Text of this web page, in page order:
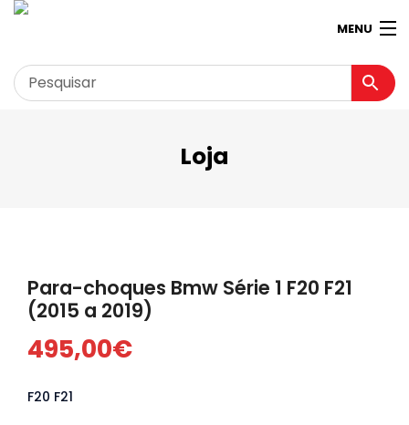
MENU
Garagem
Loja Virtual 360º
Loja
Para-choques Bmw Série 1 F20 F21
(2015 a 2019)
495,00€
F20 F21